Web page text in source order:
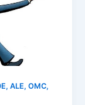
ALE, OMC,